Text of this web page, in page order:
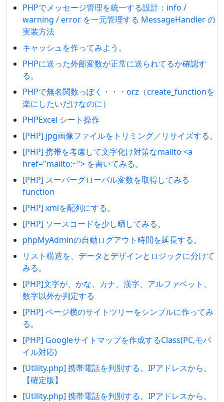
PHPでメッセージ管理を統一する設計：info /
warning / error を一元管理する MessageHandler の
実装方法
キャッシュを作ってみよう。
PHPに送った外部変数が正常に送られてるか確認す
る。
PHPで無名関数っぽく・・・orz（create_functionを
楽にしたいだけなのに）
PHPExcel シート操作
[PHP] jpg画像ファイルをトリミング／リサイズする。
[PHP] 携帯を考慮して文字化け対策なmailto <a
href="mailto:~"> を書いてみる。
[PHP] スーパーグローバル変数を取得してみる
function
[PHP] xmlを配列にする。
[PHP] ソースコードを少し晒してみる。
phpMyAdminの自動ログアウト時間を延長する。
リスト構造を、データとデザインとロジックに分けて
みる。
[PHP]文字が、かな、カナ、漢字、アルファベット、
数字以外か判定する
[PHP] ページ横のサイトツリーをシンプルに作ってみ
る。
[PHP] Googleサイトマップを作成するClass(PC,モバ
イル対応)
[Utility.php] 携帯電話を判別する。IPアドレスから。
【確定版】
[Utility.php] 携帯電話を判別する。IPアドレスから。